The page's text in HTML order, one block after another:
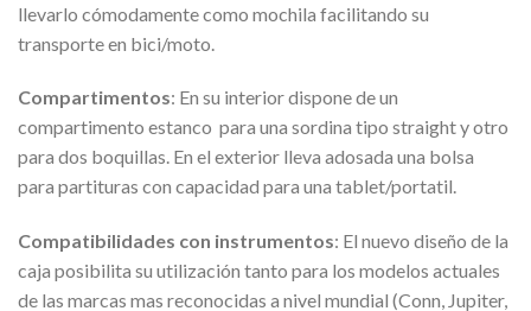
llevarlo cómodamente como mochila facilitando su
transporte en bici/moto.
Compartimentos: En su interior dispone de un
compartimento estanco para una sordina tipo straight y otro
para dos boquillas. En el exterior lleva adosada una bolsa
para partituras con capacidad para una tablet/portatil.
Compatibilidades con instrumentos: El nuevo diseño de la
caja posibilita su utilización tanto para los modelos actuales
de las marcas mas reconocidas a nivel mundial (Conn, Jupiter,